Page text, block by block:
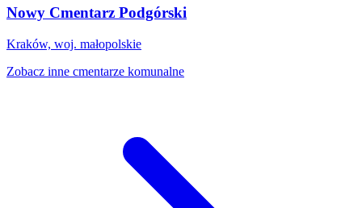
Nowy Cmentarz Podgórski
Kraków, woj. małopolskie
Zobacz inne cmentarze komunalne